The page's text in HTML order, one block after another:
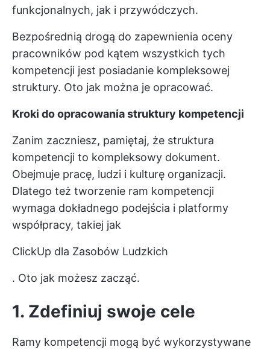
funkcjonalnych, jak i przywódczych.
Bezpośrednią drogą do zapewnienia oceny
pracowników pod kątem wszystkich tych
kompetencji jest posiadanie kompleksowej
struktury. Oto jak można je opracować.
Kroki do opracowania struktury kompetencji
Zanim zaczniesz, pamiętaj, że struktura
kompetencji to kompleksowy dokument.
Obejmuje pracę, ludzi i kulturę organizacji.
Dlatego też tworzenie ram kompetencji
wymaga dokładnego podejścia i platformy
współpracy, takiej jak
ClickUp dla Zasobów Ludzkich
. Oto jak możesz zacząć.
1. Zdefiniuj swoje cele
Ramy kompetencji mogą być wykorzystywane